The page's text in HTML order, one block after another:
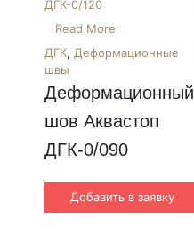
Read More
ДГК, Деформационные
швы
Деформационный
шов Аквастоп
ДГК-0/090
Добавить в заявку